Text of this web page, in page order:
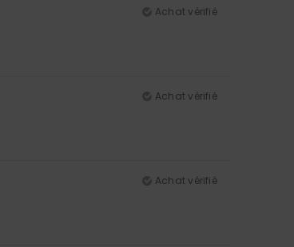
Achat vérifié
Achat vérifié
Achat vérifié